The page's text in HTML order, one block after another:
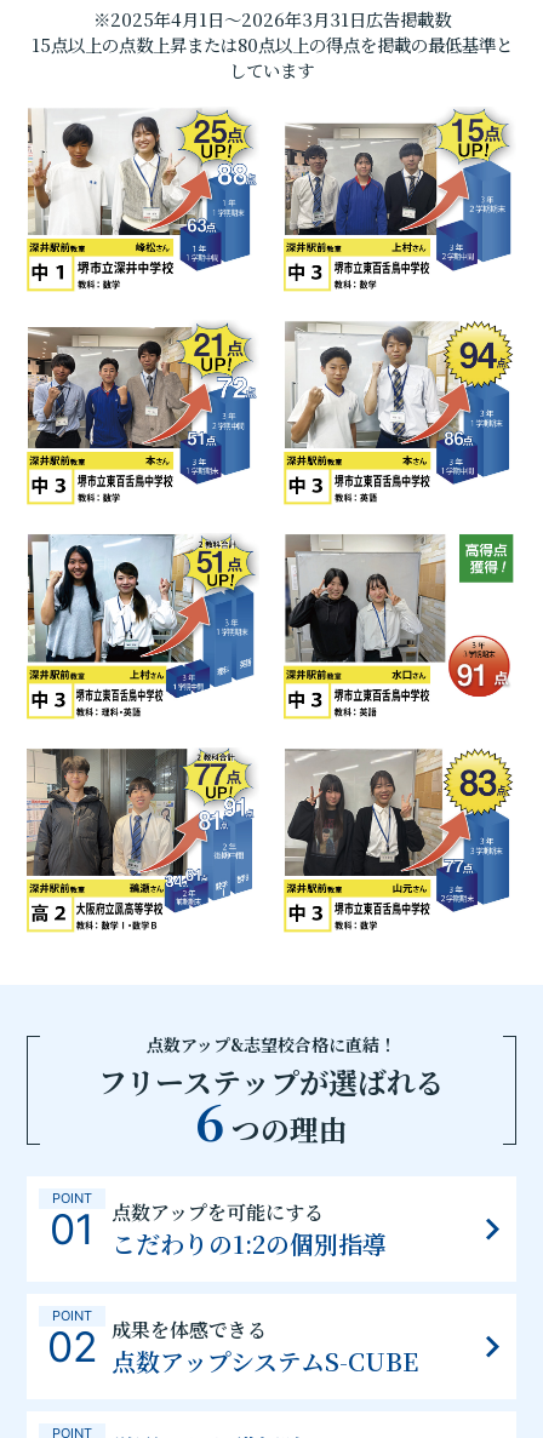
※2025年4月1日～2026年3月31日広告掲載数
15点以上の点数上昇または80点以上の得点を掲載の最低基準と
しています
点数アップ&志望校合格に直結！
フリーステップが選ばれる
6 つの理由
POINT
01 点数アップを可能にする
こだわりの1:2の個別指導
POINT
02 成果を体感できる
点数アップシステムS-CUBE
POINT